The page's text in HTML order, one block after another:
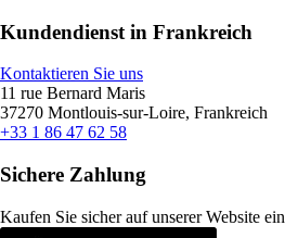
Kundendienst in Frankreich
Kontaktieren Sie uns
11 rue Bernard Maris
37270 Montlouis-sur-Loire, Frankreich
+33 1 86 47 62 58
Sichere Zahlung
Kaufen Sie sicher auf unserer Website ein